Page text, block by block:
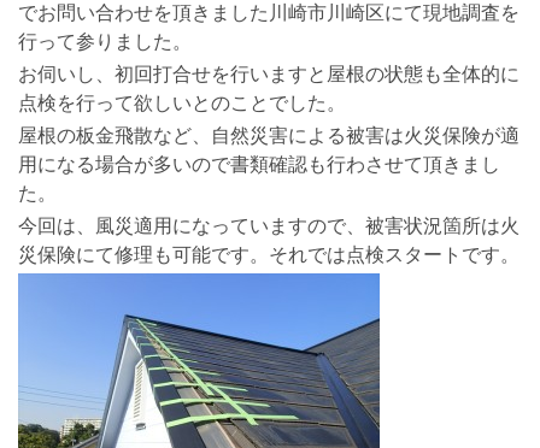
でお問い合わせを頂きました川崎市川崎区にて現地調査を
行って参りました。
お伺いし、初回打合せを行いますと屋根の状態も全体的に
点検を行って欲しいとのことでした。
屋根の板金飛散など、自然災害による被害は火災保険が適
用になる場合が多いので書類確認も行わさせて頂きまし
た。
今回は、風災適用になっていますので、被害状況箇所は火
災保険にて修理も可能です。それでは点検スタートです。